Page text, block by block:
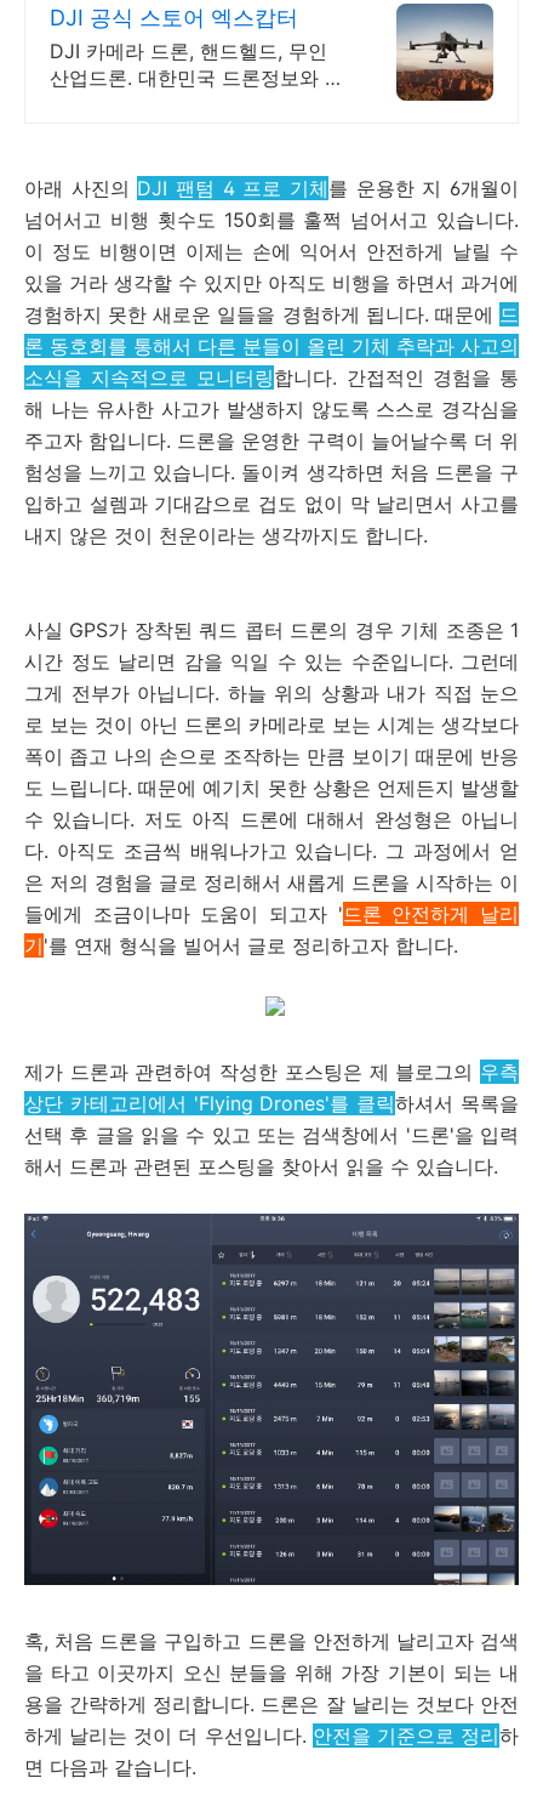
DJI 공식 스토어 엑스캅터
DJI 카메라 드론, 핸드헬드, 무인
산업드론. 대한민국 드론정보와 쇼
아래 사진의 DJI 팬텀 4 프로 기체를 운용한 지 6개월이
넘어서고 비행 횟수도 150회를 훌쩍 넘어서고 있습니다.
이 정도 비행이면 이제는 손에 익어서 안전하게 날릴 수
있을 거라 생각할 수 있지만 아직도 비행을 하면서 과거에
경험하지 못한 새로운 일들을 경험하게 됩니다. 때문에 드
론 동호회를 통해서 다른 분들이 올린 기체 추락과 사고의
소식을 지속적으로 모니터링합니다. 간접적인 경험을 통
해 나는 유사한 사고가 발생하지 않도록 스스로 경각심을
주고자 함입니다. 드론을 운영한 구력이 늘어날수록 더 위
험성을 느끼고 있습니다. 돌이켜 생각하면 처음 드론을 구
입하고 설렘과 기대감으로 겁도 없이 막 날리면서 사고를
내지 않은 것이 천운이라는 생각까지도 합니다.
사실 GPS가 장착된 쿼드 콥터 드론의 경우 기체 조종은 1
시간 정도 날리면 감을 익일 수 있는 수준입니다. 그런데
그게 전부가 아닙니다. 하늘 위의 상황과 내가 직접 눈으
로 보는 것이 아닌 드론의 카메라로 보는 시계는 생각보다
폭이 좁고 나의 손으로 조작하는 만큼 보이기 때문에 반응
도 느립니다. 때문에 예기치 못한 상황은 언제든지 발생할
수 있습니다. 저도 아직 드론에 대해서 완성형은 아닙니
다. 아직도 조금씩 배워나가고 있습니다. 그 과정에서 얻
은 저의 경험을 글로 정리해서 새롭게 드론을 시작하는 이
들에게 조금이나마 도움이 되고자 '드론 안전하게 날리
기'를 연재 형식을 빌어서 글로 정리하고자 합니다.
제가 드론과 관련하여 작성한 포스팅은 제 블로그의 우측
상단 카테고리에서 'Flying Drones'를 클릭하셔서 목록을
선택 후 글을 읽을 수 있고 또는 검색창에서 '드론'을 입력
해서 드론과 관련된 포스팅을 찾아서 읽을 수 있습니다.
혹, 처음 드론을 구입하고 드론을 안전하게 날리고자 검색
을 타고 이곳까지 오신 분들을 위해 가장 기본이 되는 내
용을 간략하게 정리합니다. 드론은 잘 날리는 것보다 안전
하게 날리는 것이 더 우선입니다. 안전을 기준으로 정리하
면 다음과 같습니다.